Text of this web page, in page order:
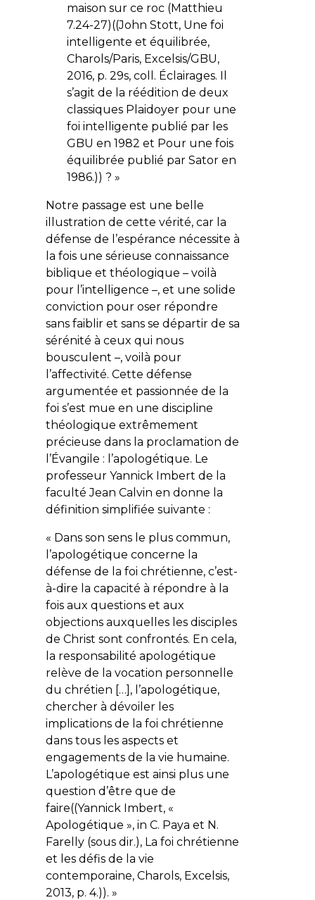
maison sur ce roc (Matthieu
7.24-27)((John Stott, Une foi
intelligente et équilibrée,
Charols/Paris, Excelsis/GBU,
2016, p. 29s, coll. Éclairages. Il
s’agit de la réédition de deux
classiques Plaidoyer pour une
foi intelligente publié par les
GBU en 1982 et Pour une fois
équilibrée publié par Sator en
1986.)) ? »
Notre passage est une belle
illustration de cette vérité, car la
défense de l’espérance nécessite à
la fois une sérieuse connaissance
biblique et théologique – voilà
pour l’intelligence –, et une solide
conviction pour oser répondre
sans faiblir et sans se départir de sa
sérénité à ceux qui nous
bousculent –, voilà pour
l’affectivité. Cette défense
argumentée et passionnée de la
foi s’est mue en une discipline
théologique extrêmement
précieuse dans la proclamation de
l’Évangile : l’apologétique. Le
professeur Yannick Imbert de la
faculté Jean Calvin en donne la
définition simplifiée suivante :
« Dans son sens le plus commun,
l’apologétique concerne la
défense de la foi chrétienne, c’est-
à-dire la capacité à répondre à la
fois aux questions et aux
objections auxquelles les disciples
de Christ sont confrontés. En cela,
la responsabilité apologétique
relève de la vocation personnelle
du chrétien […], l’apologétique,
chercher à dévoiler les
implications de la foi chrétienne
dans tous les aspects et
engagements de la vie humaine.
L’apologétique est ainsi plus une
question d’être que de
faire((Yannick Imbert, «
Apologétique », in C. Paya et N.
Farelly (sous dir.), La foi chrétienne
et les défis de la vie
contemporaine, Charols, Excelsis,
2013, p. 4.)). »